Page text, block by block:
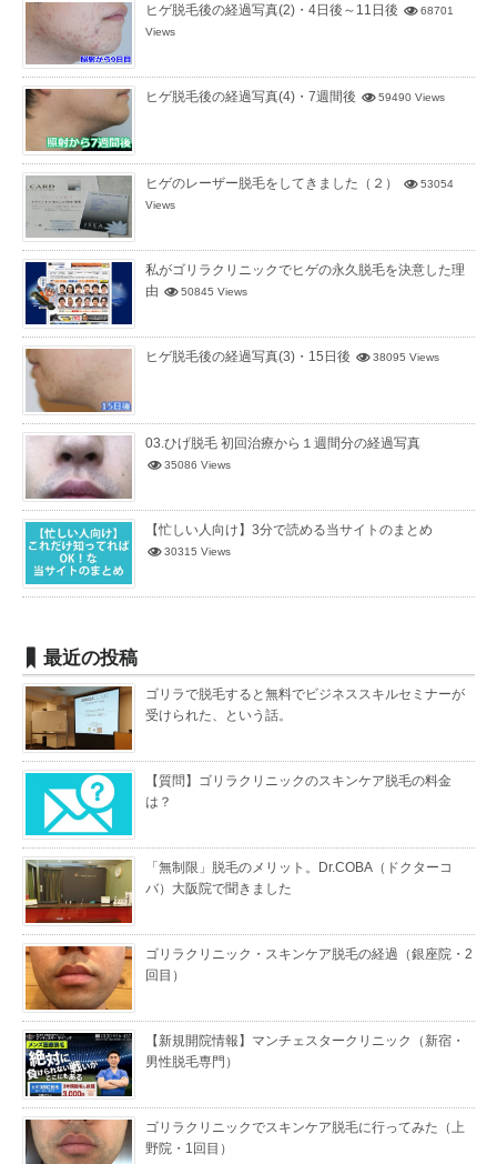
ヒゲ脱毛後の経過写真(2)・4日後～11日後
68701
Views
ヒゲ脱毛後の経過写真(4)・7週間後 59490 Views
ヒゲのレーザー脱毛をしてきました（２）
53054
Views
私がゴリラクリニックでヒゲの永久脱毛を決意した理
由
50845 Views
ヒゲ脱毛後の経過写真(3)・15日後 38095 Views
03.ひげ脱毛 初回治療から１週間分の経過写真
35086 Views
【忙しい人向け】3分で読める当サイトのまとめ
30315 Views
最近の投稿
ゴリラで脱毛すると無料でビジネススキルセミナーが
受けられた、という話。
【質問】ゴリラクリニックのスキンケア脱毛の料金
は？
「無制限」脱毛のメリット。Dr.COBA（ドクターコ
バ）大阪院で聞きました
ゴリラクリニック・スキンケア脱毛の経過（銀座院・2
回目）
【新規開院情報】マンチェスタークリニック（新宿・
男性脱毛専門）
ゴリラクリニックでスキンケア脱毛に行ってみた（上
野院・1回目）